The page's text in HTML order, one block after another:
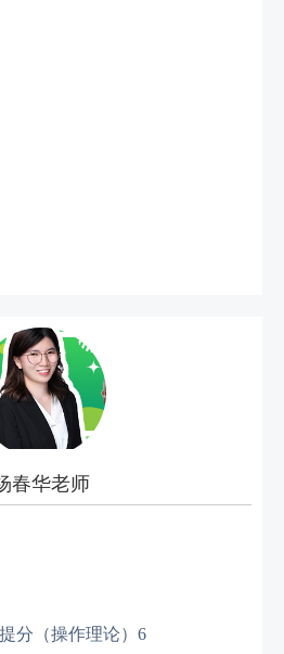
春华老师
分（操作理论）6